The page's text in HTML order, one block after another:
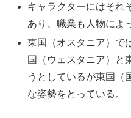
キャラクターにはそれ
あり、職業も人物によ
東国（オスタニア）で
国（ウェスタニア）と
うとしているが東国（
な姿勢をとっている。